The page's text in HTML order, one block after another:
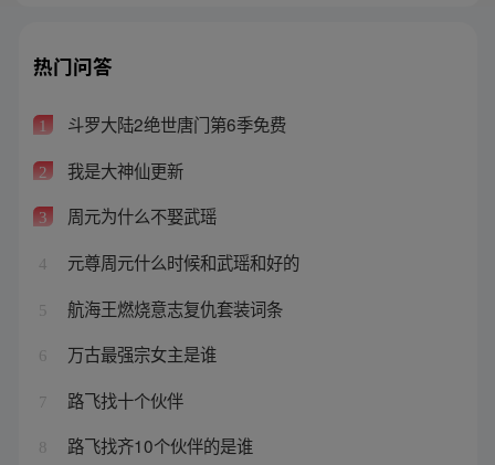
热门问答
1 斗罗大陆2绝世唐门第6季免费
2 我是大神仙更新
3 周元为什么不娶武瑶
4 元尊周元什么时候和武瑶和好的
5 航海王燃烧意志复仇套装词条
6 万古最强宗女主是谁
7 路飞找十个伙伴
8 路飞找齐10个伙伴的是谁